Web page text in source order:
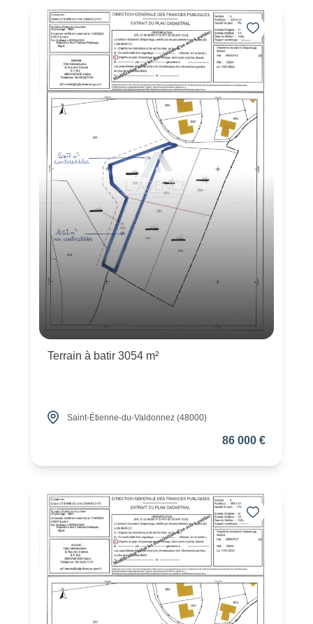
Terrain à batir 3054 m²
Saint-Étienne-du-Valdonnez (48000)
86 000 €